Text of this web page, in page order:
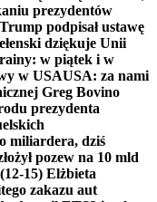
prezydentów
podpisał ustawę
dziękuje Unii
w piątek i w
w USAUSA: za nami
Greg Bovino
prezydenta
miliardera, dziś
pozew na 10 mld
15) Elżbieta
zakazu aut